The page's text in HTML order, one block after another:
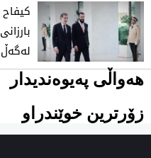
هەواڵی پەیوەندیدار
زۆرترین خوێندراو